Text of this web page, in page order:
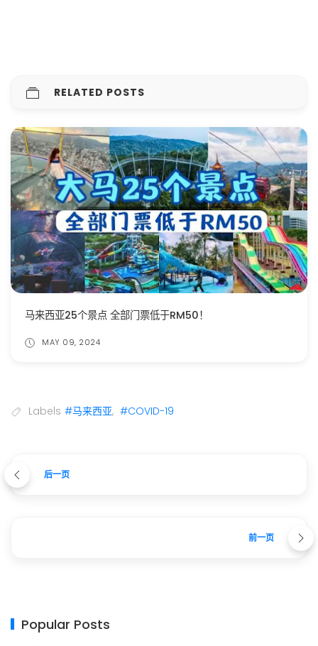
RELATED POSTS
马来西亚25个景点 全部门票低于RM50！
MAY 09, 2024
Labels #马来西亚, #COVID-19
后一页
前一页
Popular Posts